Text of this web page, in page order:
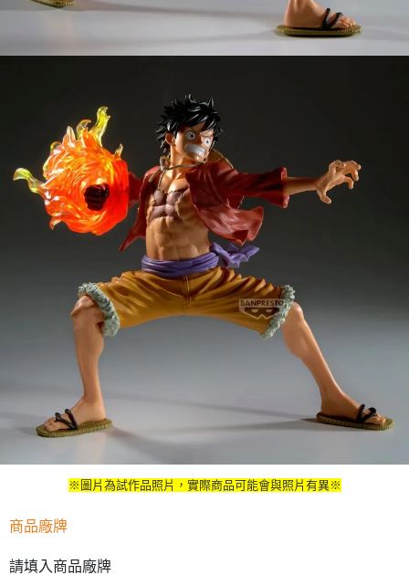
※圖片為試作品照片，實際商品可能會與照片有異※
商品廠牌
請填入商品廠牌